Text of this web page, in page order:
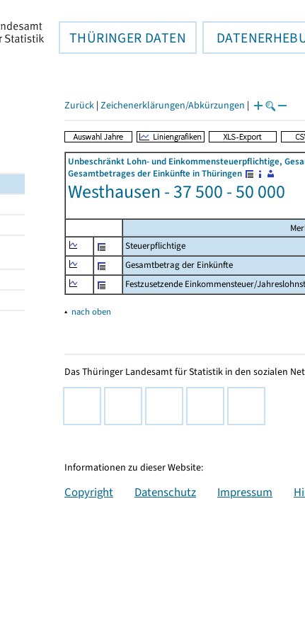
THÜRINGER DATEN
Zurück | Zeichenerklärungen/Abkürzungen |
Unbeschränkt Lohn- und Einkommensteuerpflichtige,
Gesamtbetrages der Einkünfte in Thüringen
Westhausen - 37 500 - 50 000
Steuerpflichtige
Gesamtbetrag der Einkünfte
Festzusetzende Einkommensteuer/
▴ nach oben
Das Thüringer Landesamt für Statistik in den sozialen
Informationen zu dieser Website:
Copyright Datenschutz Impressum